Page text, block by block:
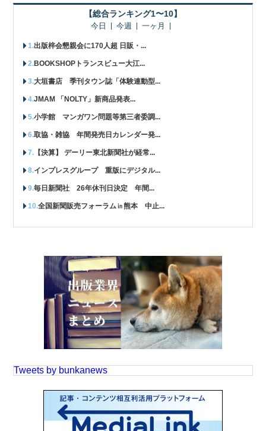
【総合ランキング1〜10】
今日 今週 一ヶ月
出版梓会懇親会に170人超 日販・...
BOOKSHOPトランスビュー大江...
大垣書店 季刊タウン誌「体験連動型...
JMAM 「NOLTY」新商品発表...
小学館 マンガワン問題等第三者委調...
取協・雑協 年間発売日カレンダー発...
【決算】 デーリー東北新聞社が経常...
インプレスグループ 重版にデジタル...
毎日新聞社 26年休刊日決定 年間...
全国新聞販売フォーラム㏌熊本 中止...
Tweets by bunkanews